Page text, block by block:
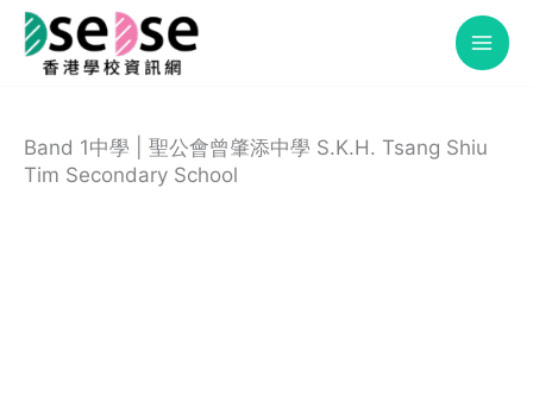
Skip
Band 1中學 | 聖公會曾肇添中學 S.K.H. Tsang Shiu
Tim Secondary School